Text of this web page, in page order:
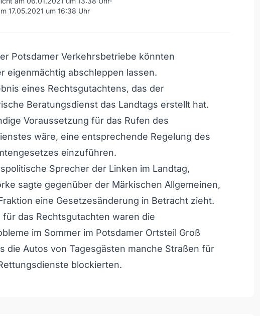
17.05.2021 um 16:38 Uhr
Potsdamer Verkehrsbetriebe könnten
eigenmächtig abschleppen lassen.
eines Rechtsgutachtens, das der
Beratungsdienst das Landtags erstellt hat.
Voraussetzung für das Rufen des
wäre, eine entsprechende Regelung des
einzuführen.
Sprecher der Linken im Landtag,
sagte gegenüber der Märkischen Allgemeinen,
eine Gesetzesänderung in Betracht zieht.
für das Rechtsgutachten waren die
im Sommer im Potsdamer Ortsteil Groß
die Autos von Tagesgästen manche Straßen für
blockierten.